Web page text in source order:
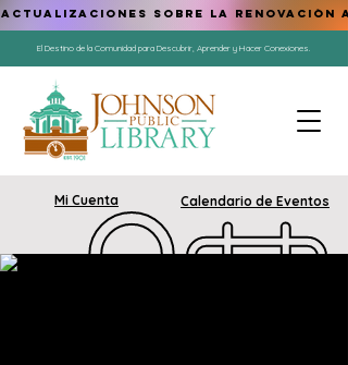
El Destino de la Comunidad para Descubrir, Aprender y Hacer Conexiones.
Mi Cuenta Calendario de Eventos
ACTUALIZACIONES SOBRE LA RENOVACIÓN